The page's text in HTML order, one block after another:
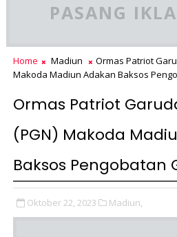
PASANG
Home Madiun
Ormas Patriot
Makoda Madiun Adakan Baksos
Ormas Patriot
(PGN) Makoda
Baksos Pengobatan
Oktober 22, 2023 Madiun,